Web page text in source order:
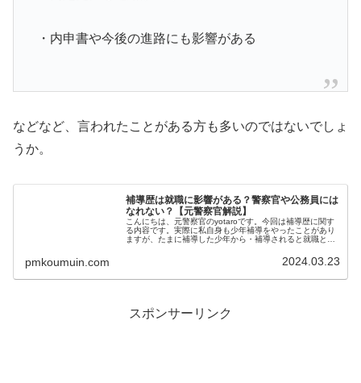
・内申書や今後の進路にも影響がある
などなど、言われたことがある方も多いのではないでしょ
うか。
補導歴は就職に影響がある？警察官や公務員には
なれない？【元警察官解説】
こんにちは、元警察官のyotaroです。今回は補導歴に関す
る内容です。実際に私自身も少年補導をやったことがあり
ますが、たまに補導した少年から・補導されると就職とか
pmkoumuin.com 2024.03.23
スポンサーリンク